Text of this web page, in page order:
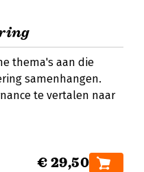
thema's aan die
samenhangen.
te vertalen naar
€ 29,50